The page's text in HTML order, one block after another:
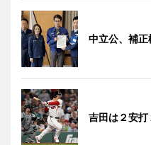
中立公、補
吉田は２安